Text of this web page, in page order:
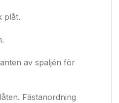
plåt.
av spaljén för
Fästanordning